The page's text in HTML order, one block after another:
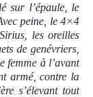
sur l’épaule, le
peine, le 4×4
les oreilles
de genévriers,
femme à l’avant
armé, contre la
s’élevant tout